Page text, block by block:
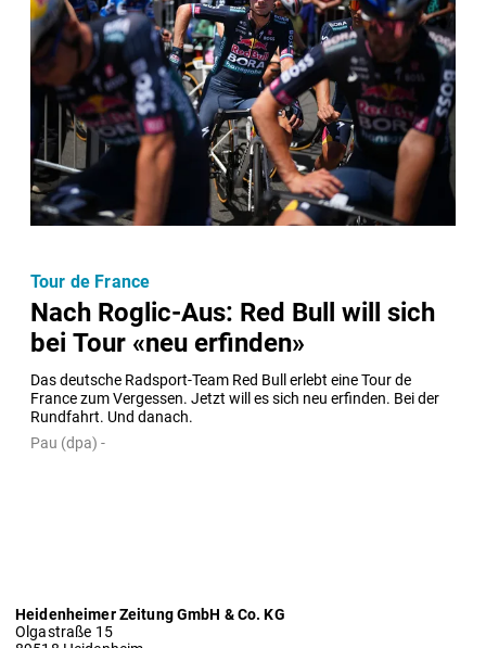
Nach Roglic-Aus: Red Bull will sich
bei Tour «neu erfinden»
Das deutsche Radsport-Team Red Bull erlebt eine Tour de
France zum Vergessen. Jetzt will es sich neu erfinden. Bei der
Rundfahrt. Und danach.
Tour de France
Pau (dpa) -
Heidenheimer Zeitung GmbH & Co. KG
Olgastraße 15